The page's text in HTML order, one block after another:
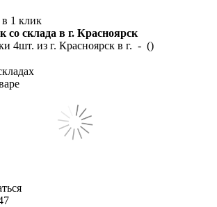
1 клик
со склада в г. Красноярск
4шт. из г. Красноярск в г. - ()